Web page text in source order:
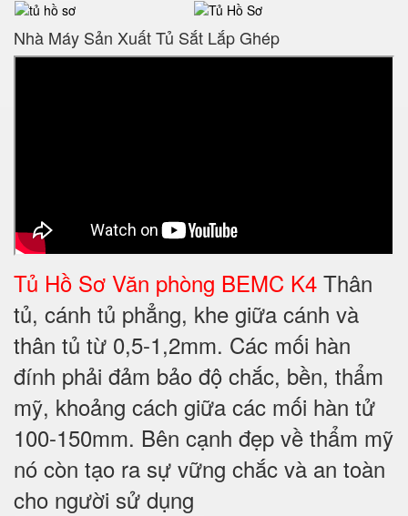
Nhà Máy Sản Xuất Tủ Sắt Lắp Ghép
Tủ Hồ Sơ Văn phòng BEMC K4 Thân
tủ, cánh tủ phẳng, khe giữa cánh và
thân tủ từ 0,5-1,2mm. Các mối hàn
đính phải đảm bảo độ chắc, bền, thẩm
mỹ, khoảng cách giữa các mối hàn tử
100-150mm. Bên cạnh đẹp về thẩm mỹ
nó còn tạo ra sự vững chắc và an toàn
cho người sử dụng